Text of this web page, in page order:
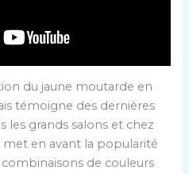
du jaune moutarde en
témoigne des dernières
les grands salons et chez
met en avant la popularité
de couleurs